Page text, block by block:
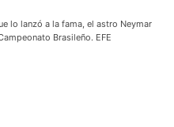
lo lanzó a la fama, el astro Neymar
Brasileño. EFE